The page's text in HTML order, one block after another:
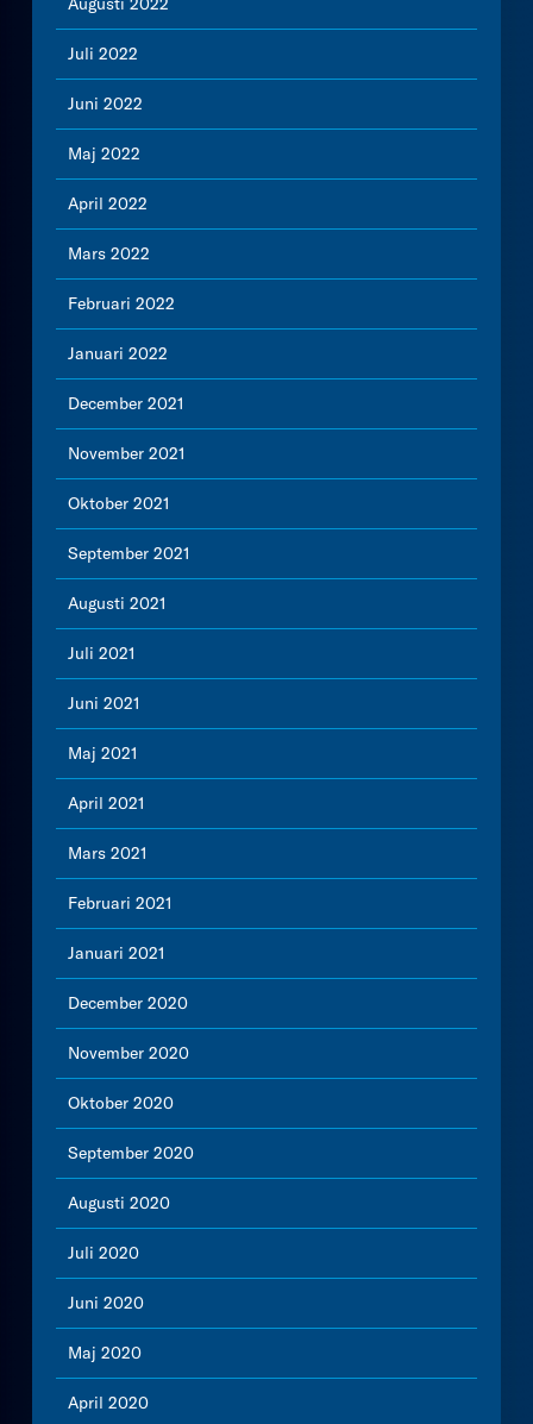
Juli 2022
Juni 2022
Maj 2022
April 2022
Mars 2022
Februari 2022
Januari 2022
December 2021
November 2021
Oktober 2021
September 2021
Augusti 2021
Juli 2021
Juni 2021
Maj 2021
April 2021
Mars 2021
Februari 2021
Januari 2021
December 2020
November 2020
Oktober 2020
September 2020
Augusti 2020
Juli 2020
Juni 2020
Maj 2020
April 2020